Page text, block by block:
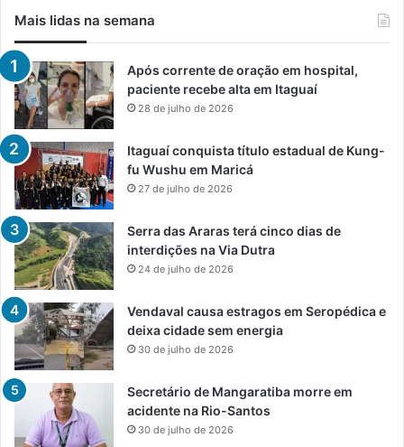
Mais lidas na semana
Após corrente de oração em hospital,
paciente recebe alta em Itaguaí
28 de julho de 2026
Itaguaí conquista título estadual de Kung-
fu Wushu em Maricá
27 de julho de 2026
Serra das Araras terá cinco dias de
interdições na Via Dutra
24 de julho de 2026
Vendaval causa estragos em Seropédica e
deixa cidade sem energia
30 de julho de 2026
Secretário de Mangaratiba morre em
acidente na Rio-Santos
30 de julho de 2026